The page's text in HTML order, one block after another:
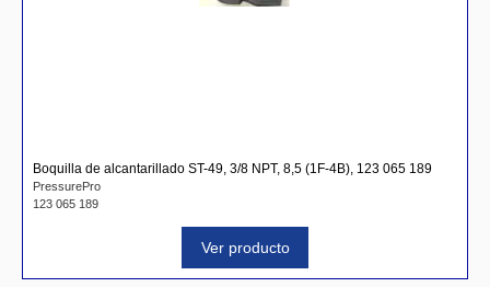
Boquilla de alcantarillado ST-49, 3/8 NPT, 8,5 (1F-4B), 123 065 189
PressurePro
123 065 189
Ver producto